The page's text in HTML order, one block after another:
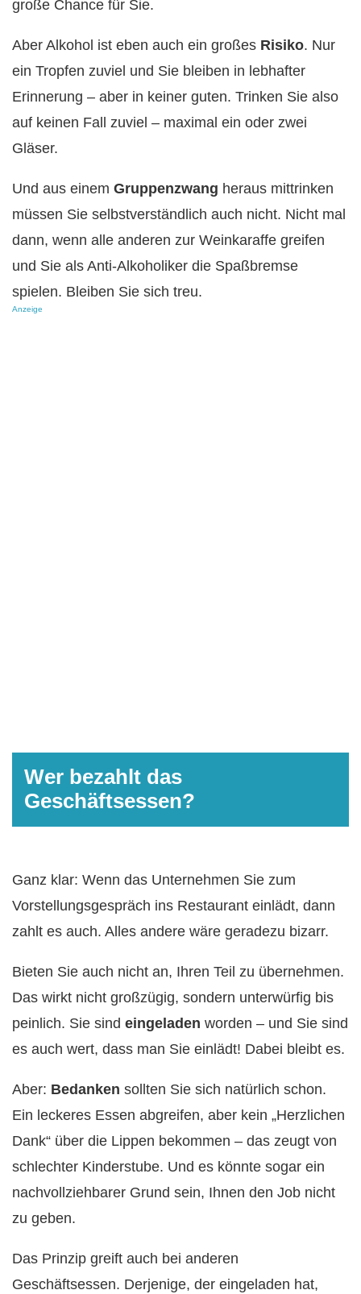
große Chance für Sie.
Aber Alkohol ist eben auch ein großes Risiko. Nur
ein Tropfen zuviel und Sie bleiben in lebhafter
Erinnerung – aber in keiner guten. Trinken Sie also
auf keinen Fall zuviel – maximal ein oder zwei
Gläser.
Und aus einem Gruppenzwang heraus mittrinken
müssen Sie selbstverständlich auch nicht. Nicht mal
dann, wenn alle anderen zur Weinkaraffe greifen
und Sie als Anti-Alkoholiker die Spaßbremse
spielen. Bleiben Sie sich treu.
Anzeige
Wer bezahlt das
Geschäftsessen?
Ganz klar: Wenn das Unternehmen Sie zum
Vorstellungsgespräch ins Restaurant einlädt, dann
zahlt es auch. Alles andere wäre geradezu bizarr.
Bieten Sie auch nicht an, Ihren Teil zu übernehmen.
Das wirkt nicht großzügig, sondern unterwürfig bis
peinlich. Sie sind eingeladen worden – und Sie sind
es auch wert, dass man Sie einlädt! Dabei bleibt es.
Aber: Bedanken sollten Sie sich natürlich schon.
Ein leckeres Essen abgreifen, aber kein „Herzlichen
Dank“ über die Lippen bekommen – das zeugt von
schlechter Kinderstube. Und es könnte sogar ein
nachvollziehbarer Grund sein, Ihnen den Job nicht
zu geben.
Das Prinzip greift auch bei anderen
Geschäftsessen. Derjenige, der eingeladen hat,